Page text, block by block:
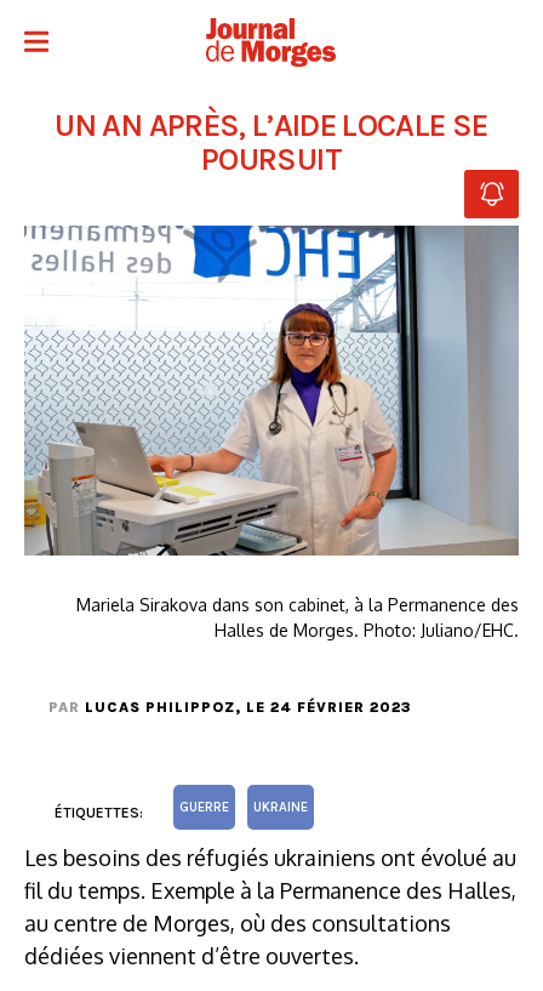
UN AN APRÈS, L’AIDE LOCALE SE
POURSUIT
Mariela Sirakova dans son cabinet, à la Permanence des
Halles de Morges. Photo: Juliano/EHC.
PAR LUCAS PHILIPPOZ, LE 24 FÉVRIER 2023
ÉTIQUETTES: GUERRE UKRAINE
Les besoins des réfugiés ukrainiens ont évolué au
fil du temps. Exemple à la Permanence des Halles,
au centre de Morges, où des consultations
dédiées viennent d’être ouvertes.